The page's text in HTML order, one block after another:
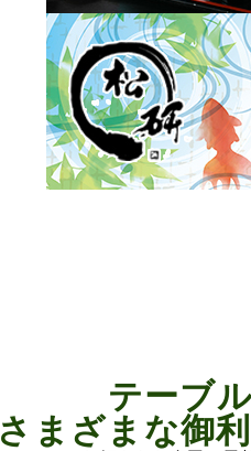
テーブ
さまざまな御